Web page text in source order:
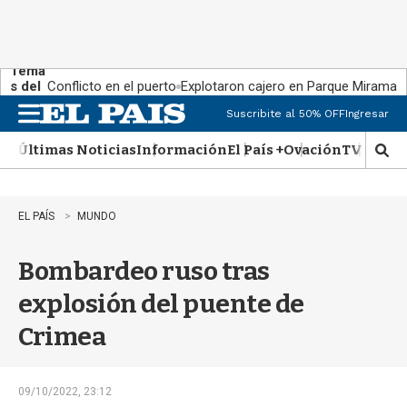
Tema
s del
día:
Conflicto en el puerto Explotaron cajero en Parque Miramar
n
u
Suscribite al 50% OFFIngresar
Últimas NoticiasInformaciónEl País +OvaciónTV Show
M
o
EL PAÍS MUNDO
Bombardeo ruso tras
explosión del puente de
Crimea
09/10/2022, 23:12